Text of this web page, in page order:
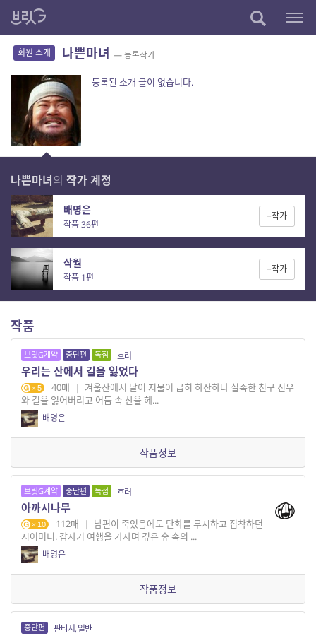
회원 소개 나쁜마녀 — 등록작가
등록된 소개 글이 없습니다.
나쁜마녀의 작가 계정
배명은
작품 36편
+작가
삭월
작품 1편
+작가
작품
브릿G계약 중단편 독점 호러
우리는 산에서 길을 잃었다
5 40매 |
겨울산에서 날이 저물어 급히 하산하다 실족한 친구 진우
와 길을 잃어버리고 어둠 속 산을 헤...
배명은
작품정보
브릿G계약 중단편 독점 호러
아까시나무
10 112매 |
남편이 죽었음에도 단화를 무시하고 집착하던
시어머니. 갑자기 여행을 가자며 깊은 숲 속의 ...
배명은
작품정보
중단편 판타지, 일반